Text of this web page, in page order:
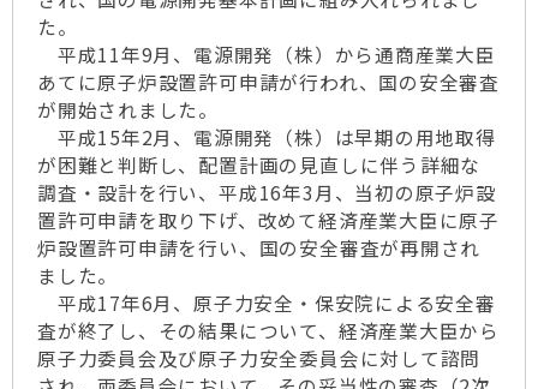
た。
平成11年9月、電源開発（株）から通商産業大臣
あてに原子炉設置許可申請が行われ、国の安全審査
が開始されました。
平成15年2月、電源開発（株）は早期の用地取得
が困難と判断し、配置計画の見直しに伴う詳細な
調査・設計を行い、平成16年3月、当初の原子炉設
置許可申請を取り下げ、改めて経済産業大臣に原子
炉設置許可申請を行い、国の安全審査が再開され
ました。
平成17年6月、原子力安全・保安院による安全審
査が終了し、その結果について、経済産業大臣から
原子力委員会及び原子力安全委員会に対して諮問